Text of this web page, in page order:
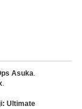
Asuka.
.
Ultimate